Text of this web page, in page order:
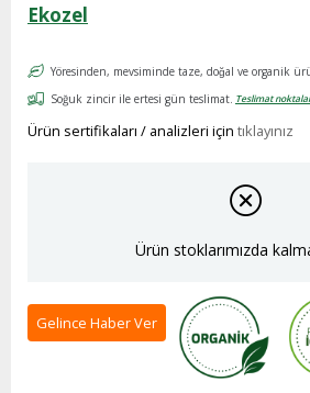
Ekozel
Yöresinden, mevsiminde taze, doğal ve organik
Soğuk zincir ile ertesi gün teslimat. Teslimat
Ürün sertifikaları / analizleri için tıklayınız
Ürün stoklarımızda
Gelince Haber Ver